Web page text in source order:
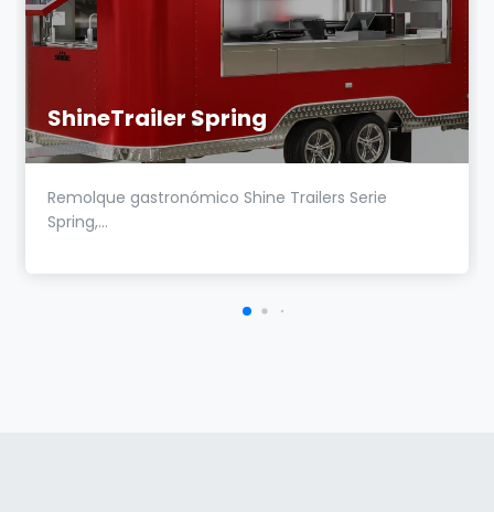
ShineTrailer Spring
Remolque gastronómico Shine Trailers Serie
Spring,...